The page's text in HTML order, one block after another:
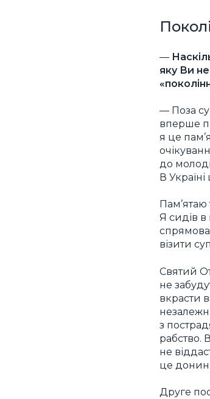
—
яку Ви
— Поза
вперше
я це
до
В
Пам’ятаю
Я сидів в
візити
Святий
не
вкрасти
з
рабство.
не
це
Друге